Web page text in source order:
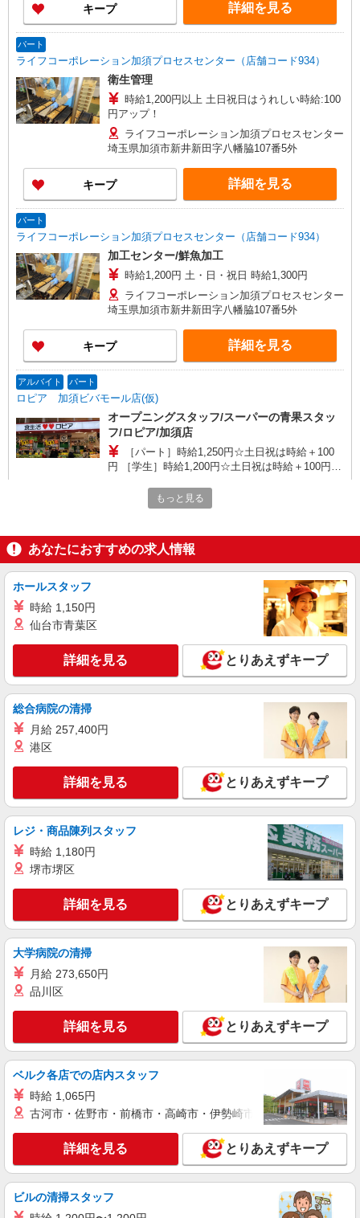
キープ 詳細を見る
パート
ライフコーポレーション加須プロセスセンター（店舗コード934）
衛生管理
時給1,200円以上 土日祝日はうれしい時給:100
円アップ！
ライフコーポレーション加須プロセスセンター
埼玉県加須市新井新田字八幡脇107番5外
キープ 詳細を見る
パート
ライフコーポレーション加須プロセスセンター（店舗コード934）
加工センター/鮮魚加工
時給1,200円 土・日・祝日 時給1,300円
ライフコーポレーション加須プロセスセンター
埼玉県加須市新井新田字八幡脇107番5外
キープ 詳細を見る
アルバイト パート
ロピア 加須ビバモール店(仮)
オープニングスタッフ/スーパーの青果スタッ
フ/ロピア/加須店
［パート］時給1,250円☆土日祝は時給＋100
円 ［学生］時給1,200円☆土日祝は時給＋100円
アルバイト パート
ロピア 加須ビバモール店(仮)
オープニングスタッフ/スーパーの寿司スタッ
［パート］時給1,300円☆土日祝は時給＋100
円 ［鮮魚対面販売経験者］時給1,400円 ［学生］
時給1,300円☆土日祝は時給＋100円 ［高校生］時
給1,250円☆土日祝は時給＋100円 ［社保加入者］
時給1,350円☆土日祝は時給＋100円(週5日20時間
ロピア 加須ビバモール店(仮) 埼玉県加須市
詳細を見る
アルバイト パート
ロピア 加須ビバモール店(仮)
オープニングスタッフ/REACOスタッフ/ロピ
ア/加須店
［パート］時給1,200円☆土日祝は時給＋100
円 ［学生］時給1,200円☆土日祝は時給＋100円
［高校生］時給1,195円☆土日祝は時給＋100円
ロピア 加須ビバモール店(仮) 埼玉県加須市
詳細を見る
パート
ロピア 加須ビバモール店(仮)
オープニングスタッフ/スーパーの精肉スタッ
［パート早朝］時給1,280円☆土日祝は時給＋
100円 ［パート］時給1,250円☆土日祝は時給＋
100円 ［学生］時給1,195円☆土日祝は時給＋100
円 ［高校生］時給1,195円☆土日祝は時給＋100円
［社保加入者］時給1,350円☆土日祝は時給＋100
円(週5日20時間以上勤務が条件)
ロピア 加須ビバモール店(仮) 埼玉県加須市
キープ 詳細を見る
アルバイト
ロピア 加須ビバモール店(仮)
オープニングスタッフ/スーパーのレジスタッ
フ/ロピア/加須店
［パート］時給1,200円☆土日祝は時給＋100
円★さらに平日も土日祝も17時以降は時給＋100
円 ［学生］時給1,200円☆土日祝は時給＋50円★
さらに平日も土日祝も17時以降は時給＋50円 ［高
ロピア 加須ビバモール店(仮) 埼玉県加須市
もっと見る
あなたにおすすめの求人情報
ホールスタッフ
時給 1,150円
仙台市青葉区
詳細を見る とりあえずキープ
総合病院の清掃
月給 257,400円
港区
詳細を見る とりあえずキープ
レジ・商品陳列スタッフ
時給 1,180円
堺市堺区
詳細を見る とりあえずキープ
大学病院の清掃
月給 273,650円
品川区
詳細を見る とりあえずキープ
ベルク各店での店内スタッフ
時給 1,065円
古河市・佐野市・前橋市・高崎市・伊勢崎市・太田市・館林市
詳細を見る とりあえずキープ
ビルの清掃スタッフ